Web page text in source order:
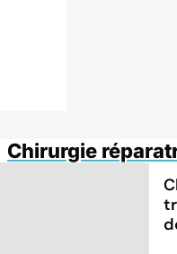
Chirurgie